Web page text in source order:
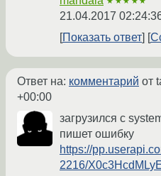
21.04.2017
Показать ответ
Ответ на: комментарий от
+00:00
загрузился с
пишет ошибку
https://
2216/